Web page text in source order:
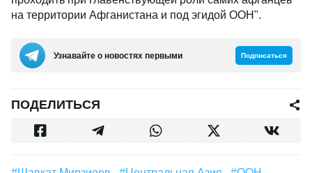
на территории Афганистана и под эгидой ООН".
Узнавайте о новостях первыми Подписаться
ПОДЕЛИТЬСЯ